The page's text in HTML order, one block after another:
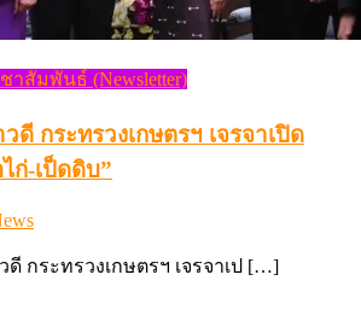
าสัมพันธ์ (Newsletter)
ดี กระทรวงเกษตรฯ เจรจาเปิด
ก่-เป็ดดิบ”
กระทรวงเกษตรฯ เจรจาเป […]